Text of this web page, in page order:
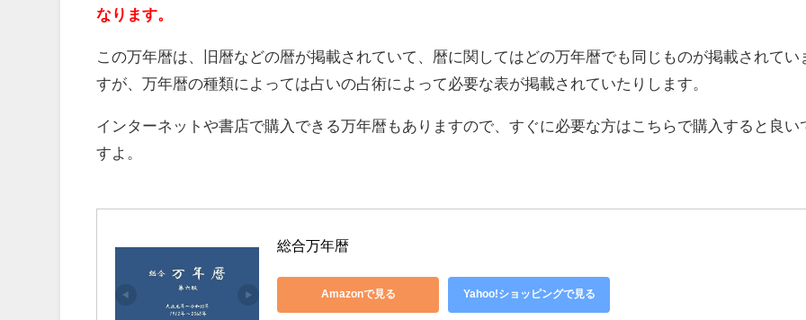
なります。
この万年暦は、旧暦などの暦が掲載されていて、暦に関してはどの万年暦でも同じものが掲載されてい
すが、万年暦の種類によっては占いの占術によって必要な表が掲載されていたりします。
インターネットや書店で購入できる万年暦もありますので、すぐに必要な方はこちらで購入すると良い
すよ。
総合万年暦
Amazonで見る Yahoo!ショッピングで見る